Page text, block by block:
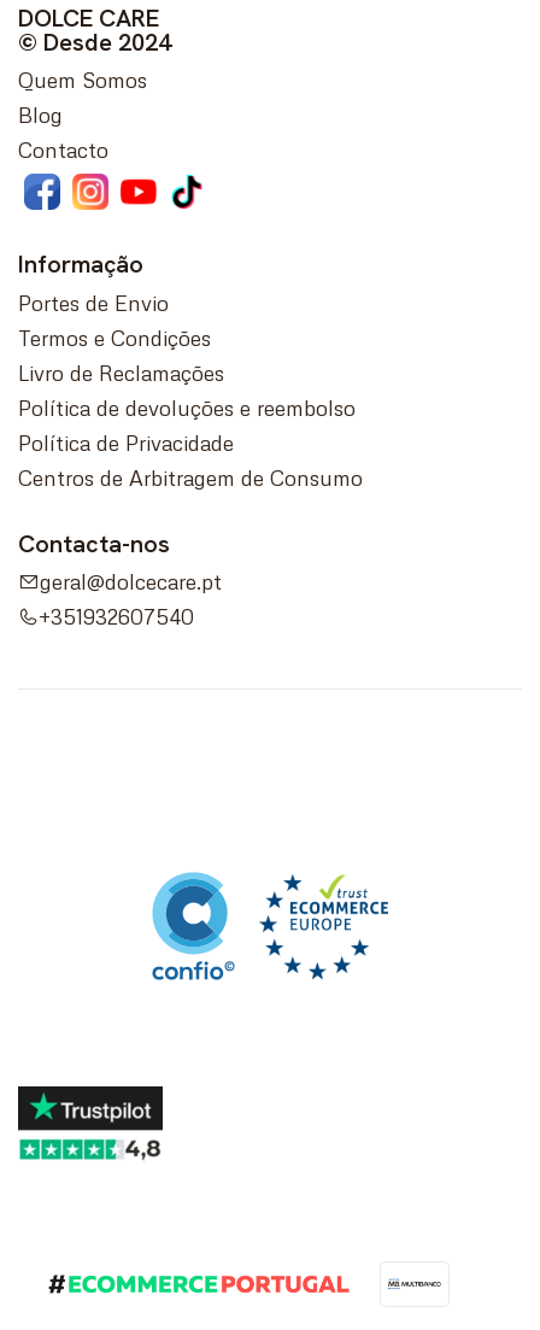
DOLCE CARE
© Desde 2024
Quem Somos
Blog
Contacto
Informação
Portes de Envio
Termos e Condições
Livro de Reclamações
Política de devoluções e reembolso
Política de Privacidade
Centros de Arbitragem de Consumo
Contacta-nos
geral@dolcecare.pt
+351932607540